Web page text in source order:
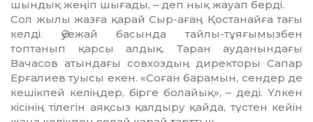
шындық жеңіп шығады, – деп нық жауап берді.
Сол жылы жазға қарай Сыр-ағаң Қостанайға тағы
келді. Әуежай басында тайлы-тұяғымызбен
топтанып қарсы алдық. Таран ауда­нын­­дағы
Вачасов атындағы сов­хоз­дың директоры Сапар
Ерғалиев туысы екен. «Соған барамын, сен­дер де
кешікпей келіңдер, бірге болайық», – деді. Үлкен
кісінің тіле­гін аяқсыз қалдыру қайда, түс­тен кейін